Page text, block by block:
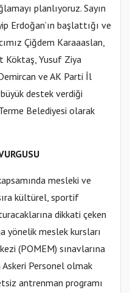
planlıyoruz. Sayın
Erdoğan’ın başlattığı ve
Çiğdem Karaaaslan,
Köktaş, Yusuf Ziya
ve AK Parti İl
büyük destek verdiği
Belediyesi olarak
mesleki ve
kültürel, sportif
dikkati çeken
yönelik meslek kursları
(POMEM) sınavlarına
Personel olmak
antrenman programı